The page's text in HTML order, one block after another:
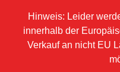
Hinweis: Leider
innerhalb der
Verkauf an nicht EU